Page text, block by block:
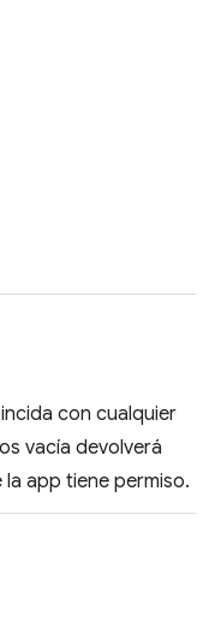
con cualquier
vacía devolverá
app tiene permiso.